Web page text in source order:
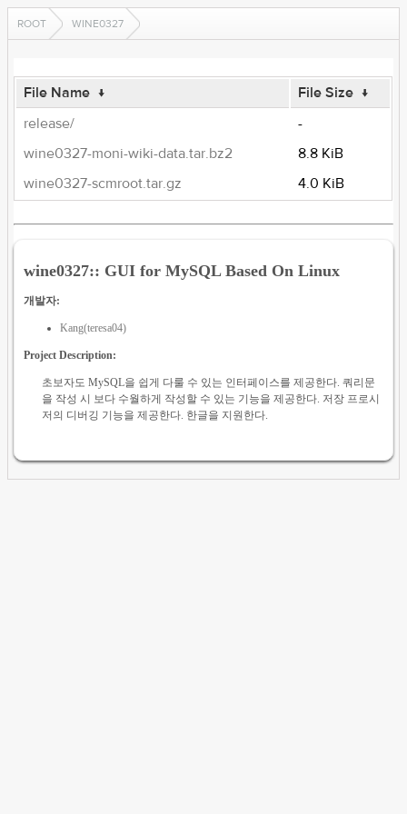
ROOT WINE0327
File Name ↓ File Size ↓
release/
-
wine0327-moni-wiki-data.tar.bz2
8.8 KiB
wine0327-scmroot.tar.gz
4.0 KiB
wine0327:: GUI for MySQL Based On Linux
개발자:
Kang(teresa04)
Project Description:
초보자도 MySQL을 쉽게 다룰 수 있는 인터페이스를 제공한다. 쿼리문
을 작성 시 보다 수월하게 작성할 수 있는 기능을 제공한다. 저장 프로시
저의 디버깅 기능을 제공한다. 한글을 지원한다.